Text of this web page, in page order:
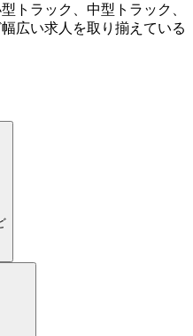
トラック、中型トラック、
広い求人を取り揃えている